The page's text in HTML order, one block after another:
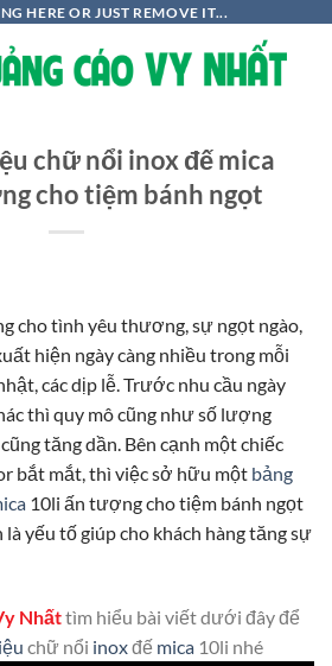
HERE OR JUST REMOVE IT...
chữ nổi inox đế mica
cho tiệm bánh ngọt
cho tình yêu thương, sự ngọt ngào,
hiện ngày càng nhiều trong mỗi
các dịp lễ. Trước nhu cầu ngày
thì quy mô cũng như số lượng
tăng dần. Bên cạnh một chiếc
bắt mắt, thì việc sở hữu một bảng
10li ấn tượng cho tiệm bánh ngọt
là yếu tố giúp cho khách hàng tăng sự
Nhấttìm hiểu bài viết dưới đây để
chữ nổi inoxđế mica 10li nhé